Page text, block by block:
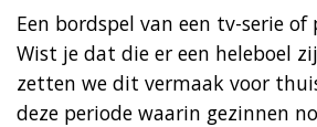
Een bordspel van een tv-serie
Wist je dat die er een heleboel
zetten we dit vermaak voor
deze periode waarin gezinnen